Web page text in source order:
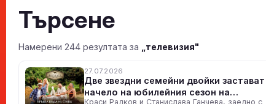
Търсене
Намерени 244 резултата за „телевизия"
27.07.2026
Две звездни семейни двойки застават
начело на юбилейния сезон на
Краси Радков и Станислава Ганчева, заедно с